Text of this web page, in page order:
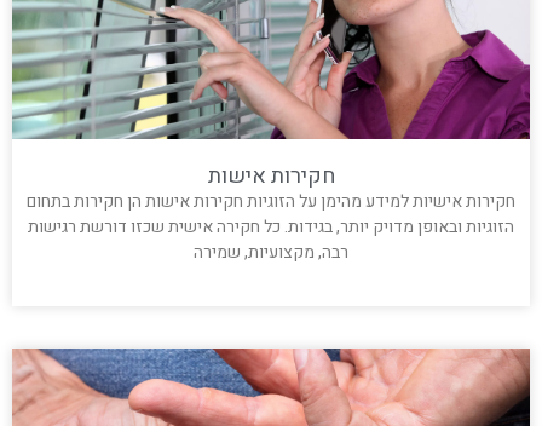
חקירות אישות
חקירות אישיות למידע מהימן על הזוגיות חקירות אישות הן חקירות בתחום
הזוגיות ובאופן מדויק יותר, בגידות. כל חקירה אישית שכזו דורשת רגישות
רבה, מקצועיות, שמירה